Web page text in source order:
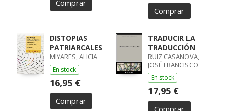
Comprar
Comprar
DISTOPIAS
PATRIARCALES
MIYARES, ALICIA
En stock
16,95 €
Comprar
TRADUCIR LA
TRADUCCIÓN
RUIZ CASANOVA,
JOSÉ FRANCISCO
En stock
17,95 €
Comprar